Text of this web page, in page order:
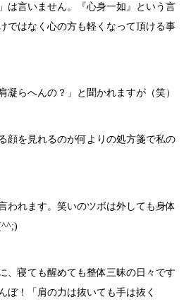
は言いません。『心身一如』という言
ではなく心の方も軽くなって頂ける事
凝らへんの？」と聞かれますが（笑）
顔を見れるのが何よりの処方箋で私の
われます。笑いのツボは外しても身体
、寝ても醒めても整体三昧の日々です
ぼ！「肩の力は抜いても手は抜く